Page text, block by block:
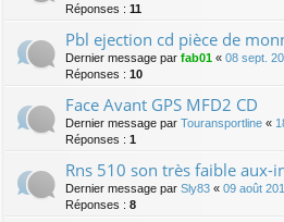
Réponses : 11
Pbl ejection cd pièce de
Dernier message par fab01 « 08 sept.
Réponses : 10
Face Avant GPS MFD2 CD
Dernier message par Touransportline «
Réponses : 1
Rns 510 son très faible aux-
Dernier message par Sly83 « 09 août
Réponses : 8